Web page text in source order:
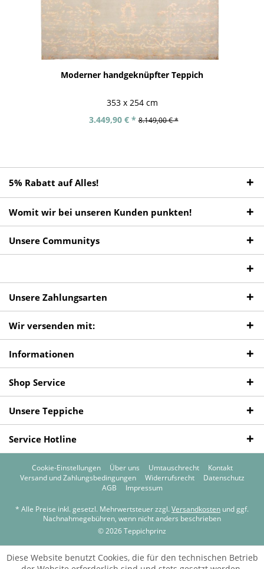
Moderner handgeknüpfter Teppich
353 x 254 cm
3.449,90 € * 8.149,00 € *
5% Rabatt auf Alles!
Womit wir bei unseren Kunden punkten!
Unsere Communitys
Unsere Zahlungsarten
Wir versenden mit:
Informationen
Shop Service
Unsere Teppiche
Service Hotline
Cookie-Einstellungen Über uns Umtauschrecht
Kontakt
Versand und Zahlungsbedingungen
Widerrufsrecht
Datenschutz
AGB
Impressum
* Alle Preise inkl. gesetzl. Mehrwertsteuer zzgl. Versandkosten und ggf.
Nachnahmegebühren, wenn nicht anders beschrieben
© 2026 Teppichprinz
Diese Website benutzt Cookies, die für den technischen Betrieb